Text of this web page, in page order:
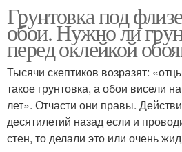
Грунтовка под
обои. Нужно ли
перед оклейкой
Тысячи скептиков возразят:
такое грунтовка, а обои висели
лет». Отчасти они правы.
десятилетий назад если и
стен, то делали это или очень